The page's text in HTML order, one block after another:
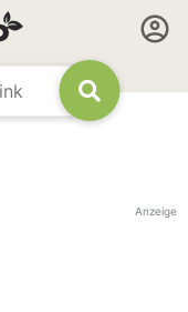
Anzeige